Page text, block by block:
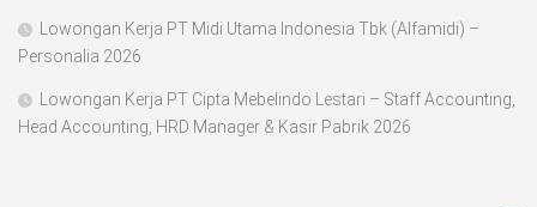
Lowongan Kerja PT Midi Utama Indonesia Tbk (Alfamidi) –
Personalia 2026
Lowongan Kerja PT Cipta Mebelindo Lestari – Staff Accounting,
Head Accounting, HRD Manager & Kasir Pabrik 2026